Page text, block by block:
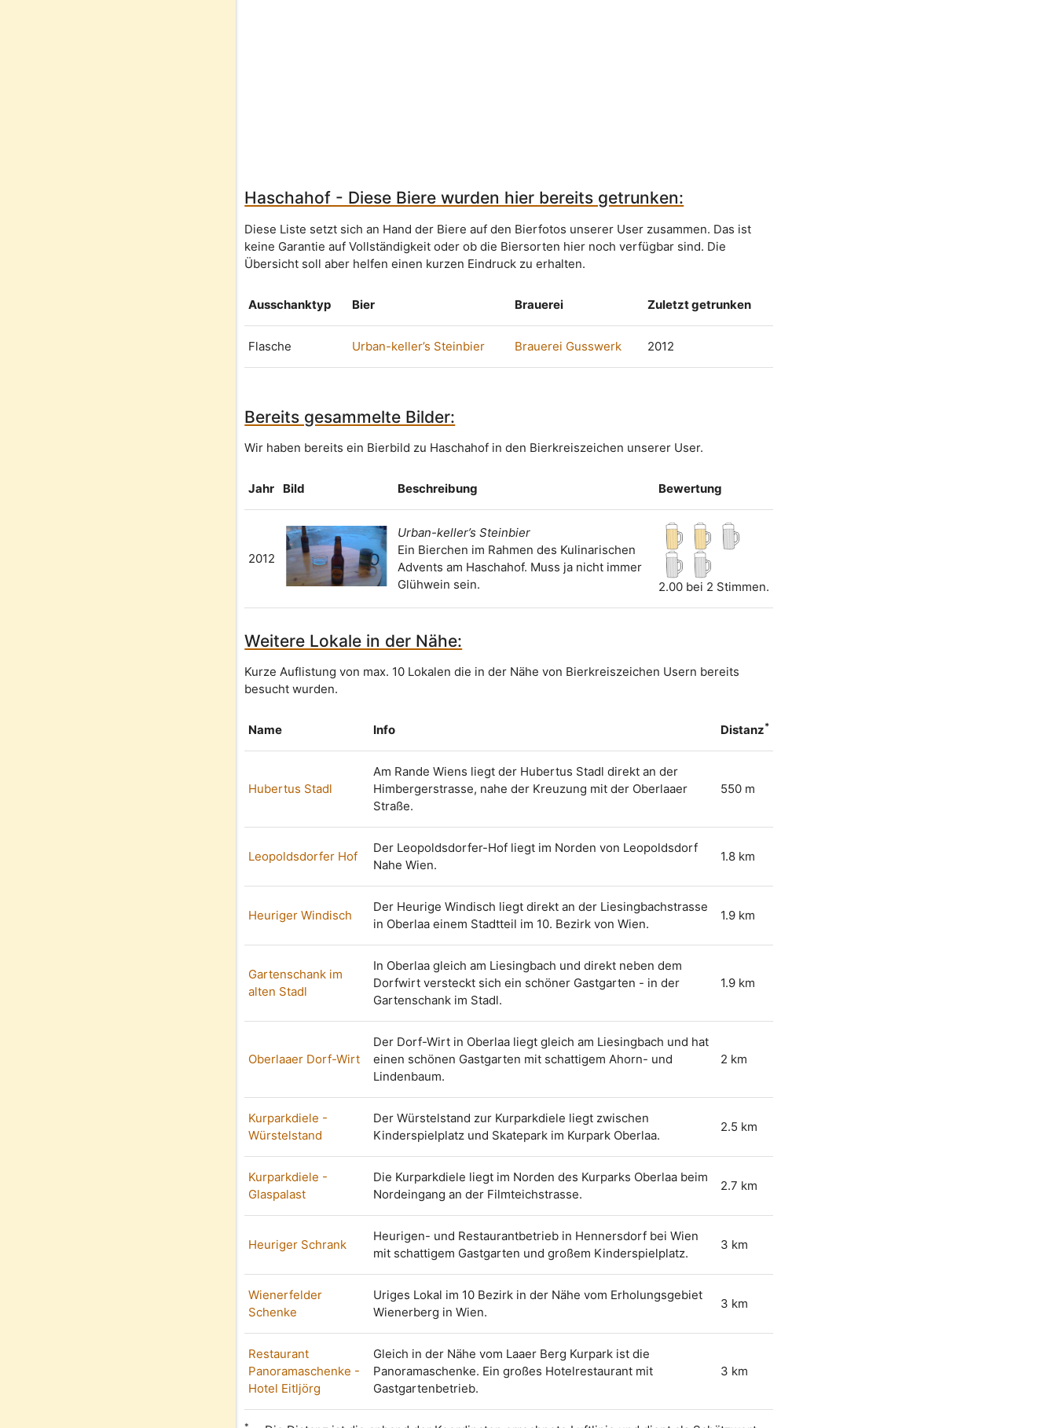
Haschahof - Diese Biere wurden hier bereits getrunken:
Diese Liste setzt sich an Hand der Biere auf den Bierfotos unserer User zusammen. Das ist
keine Garantie auf Vollständigkeit oder ob die Biersorten hier noch verfügbar sind. Die
Übersicht soll aber helfen einen kurzen Eindruck zu erhalten.
Ausschanktyp Bier Brauerei Zuletzt getrunken
Flasche Urban-keller’s Steinbier Brauerei Gusswerk 2012
Bereits gesammelte Bilder:
Wir haben bereits ein Bierbild zu Haschahof in den Bierkreiszeichen unserer User.
Jahr Bild Beschreibung Bewertung
2012
Urban-keller’s Steinbier
Ein Bierchen im Rahmen des Kulinarischen
Advents am Haschahof. Muss ja nicht immer
Glühwein sein.
2.00 bei 2 Stimmen.
Weitere Lokale in der Nähe:
Kurze Auflistung von max. 10 Lokalen die in der Nähe von Bierkreiszeichen Usern bereits
besucht wurden.
Name Info Distanz*
Hubertus Stadl
Am Rande Wiens liegt der Hubertus Stadl direkt an der
Himbergerstrasse, nahe der Kreuzung mit der Oberlaaer
Straße.
550 m
Leopoldsdorfer Hof
Der Leopoldsdorfer-Hof liegt im Norden von Leopoldsdorf
Nahe Wien.
1.8 km
Heuriger Windisch
Der Heurige Windisch liegt direkt an der Liesingbachstrasse
in Oberlaa einem Stadtteil im 10. Bezirk von Wien.
1.9 km
Gartenschank im
alten Stadl
In Oberlaa gleich am Liesingbach und direkt neben dem
Dorfwirt versteckt sich ein schöner Gastgarten - in der
Gartenschank im Stadl.
1.9 km
Oberlaaer Dorf-Wirt
Der Dorf-Wirt in Oberlaa liegt gleich am Liesingbach und hat
einen schönen Gastgarten mit schattigem Ahorn- und
Lindenbaum.
2 km
Kurparkdiele -
Würstelstand
Der Würstelstand zur Kurparkdiele liegt zwischen
Kinderspielplatz und Skatepark im Kurpark Oberlaa.
2.5 km
Kurparkdiele -
Glaspalast
Die Kurparkdiele liegt im Norden des Kurparks Oberlaa beim
Nordeingang an der Filmteichstrasse.
2.7 km
Heuriger Schrank
Heurigen- und Restaurantbetrieb in Hennersdorf bei Wien
mit schattigem Gastgarten und großem Kinderspielplatz.
3 km
Wienerfelder
Schenke
Uriges Lokal im 10 Bezirk in der Nähe vom Erholungsgebiet
Wienerberg in Wien.
3 km
Restaurant
Panoramaschenke -
Hotel Eitljörg
Gleich in der Nähe vom Laaer Berg Kurpark ist die
Panoramaschenke. Ein großes Hotelrestaurant mit
Gastgartenbetrieb.
3 km